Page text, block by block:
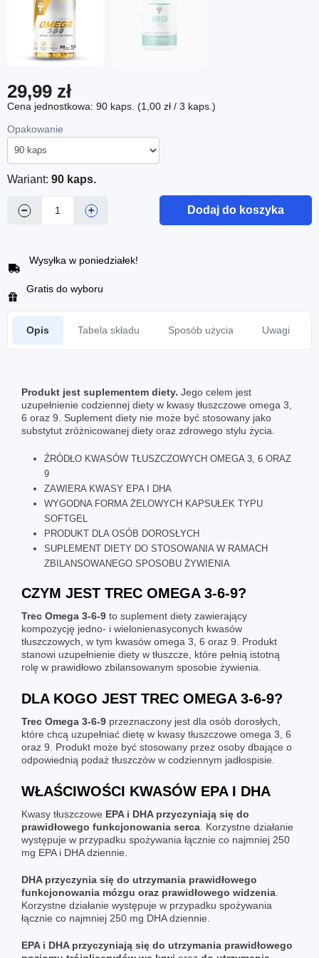
29,99 zł
Cena jednostkowa: 90 kaps. (1,00 zł / 3 kaps.)
Opakowanie
Wariant: 90 kaps.
− + Dodaj do koszyka
Wysyłka w poniedziałek!
Gratis do wyboru
Opis Tabela składu Sposób użycia Uwagi
Produkt jest suplementem diety. Jego celem jest
uzupełnienie codziennej diety w kwasy tłuszczowe omega 3,
6 oraz 9. Suplement diety nie może być stosowany jako
substytut zróżnicowanej diety oraz zdrowego stylu życia.
ŹRÓDŁO KWASÓW TŁUSZCZOWYCH OMEGA 3, 6 ORAZ
9
ZAWIERA KWASY EPA I DHA
WYGODNA FORMA ŻELOWYCH KAPSUŁEK TYPU
SOFTGEL
PRODUKT DLA OSÓB DOROSŁYCH
SUPLEMENT DIETY DO STOSOWANIA W RAMACH
ZBILANSOWANEGO SPOSOBU ŻYWIENIA
CZYM JEST TREC OMEGA 3-6-9?
Trec Omega 3-6-9 to suplement diety zawierający
kompozycję jedno- i wielonienasyconych kwasów
tłuszczowych, w tym kwasów omega 3, 6 oraz 9. Produkt
stanowi uzupełnienie diety w tłuszcze, które pełnią istotną
rolę w prawidłowo zbilansowanym sposobie żywienia.
DLA KOGO JEST TREC OMEGA 3-6-9?
Trec Omega 3-6-9 przeznaczony jest dla osób dorosłych,
które chcą uzupełniać dietę w kwasy tłuszczowe omega 3, 6
oraz 9. Produkt może być stosowany przez osoby dbające o
odpowiednią podaż tłuszczów w codziennym jadłospisie.
WŁAŚCIWOŚCI KWASÓW EPA I DHA
Kwasy tłuszczowe EPA i DHA przyczyniają się do
prawidłowego funkcjonowania serca . Korzystne działanie
występuje w przypadku spożywania łącznie co najmniej 250
mg EPA i DHA dziennie.
DHA przyczynia się do utrzymania prawidłowego
funkcjonowania mózgu oraz prawidłowego widzenia
Korzystne działanie występuje w przypadku spożywania
łącznie co najmniej 250 mg DHA dziennie.
EPA i DHA przyczyniają się do utrzymania prawidłowego